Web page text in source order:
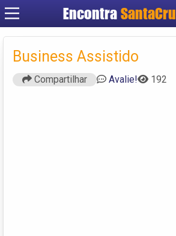
Encontra
Cadastrar
Criar conta
Business Assistido
Compartilhar Avalie! 192